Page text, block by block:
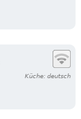
Küche: deutsch